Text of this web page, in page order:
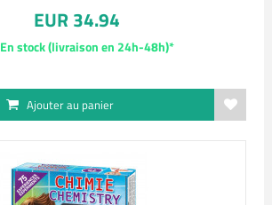
EUR 34.94
En stock (livraison en 24h-48h)*
Ajouter au panier